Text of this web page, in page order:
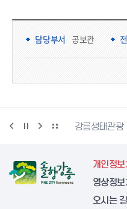
담당부서 정보
담당부서 공보관
동물사랑센터 강릉생태관광
개인정
영상정
오시는 길